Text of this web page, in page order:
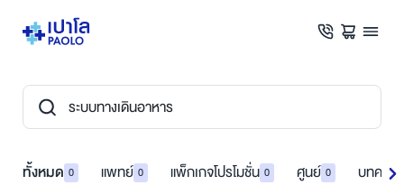
ทั้งหมด 0 แพทย์ 0 แพ็กเกจโปรโมชั่น 0 ศูนย์ 0 บทควา